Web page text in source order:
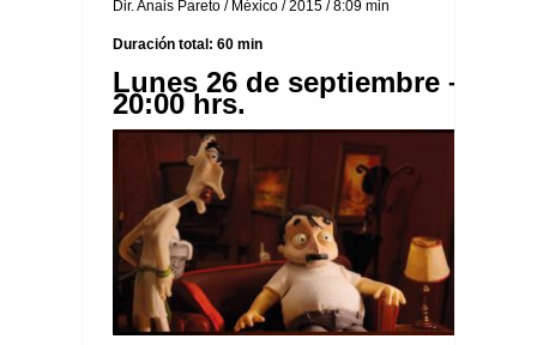
Dir. Anais Pareto / México / 2015 / 8:09 min
Duración total: 60 min
Lunes 26 de septiembre –
20:00 hrs.